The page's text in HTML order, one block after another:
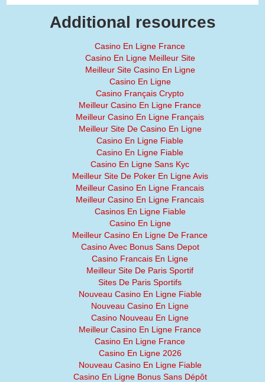
Additional resources
Casino En Ligne France
Casino En Ligne Meilleur Site
Meilleur Site Casino En Ligne
Casino En Ligne
Casino Français Crypto
Meilleur Casino En Ligne France
Meilleur Casino En Ligne Français
Meilleur Site De Casino En Ligne
Casino En Ligne Fiable
Casino En Ligne Fiable
Casino En Ligne Sans Kyc
Meilleur Site De Poker En Ligne Avis
Meilleur Casino En Ligne Francais
Meilleur Casino En Ligne Francais
Casinos En Ligne Fiable
Casino En Ligne
Meilleur Casino En Ligne De France
Casino Avec Bonus Sans Depot
Casino Francais En Ligne
Meilleur Site De Paris Sportif
Sites De Paris Sportifs
Nouveau Casino En Ligne Fiable
Nouveau Casino En Ligne
Casino Nouveau En Ligne
Meilleur Casino En Ligne France
Casino En Ligne France
Casino En Ligne 2026
Nouveau Casino En Ligne Fiable
Casino En Ligne Bonus Sans Dépôt